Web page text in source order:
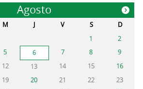
Agosto »
M J V S
D
1
2
5 6 7 8
9
12 13 14 15
16
19 20 21 22
23